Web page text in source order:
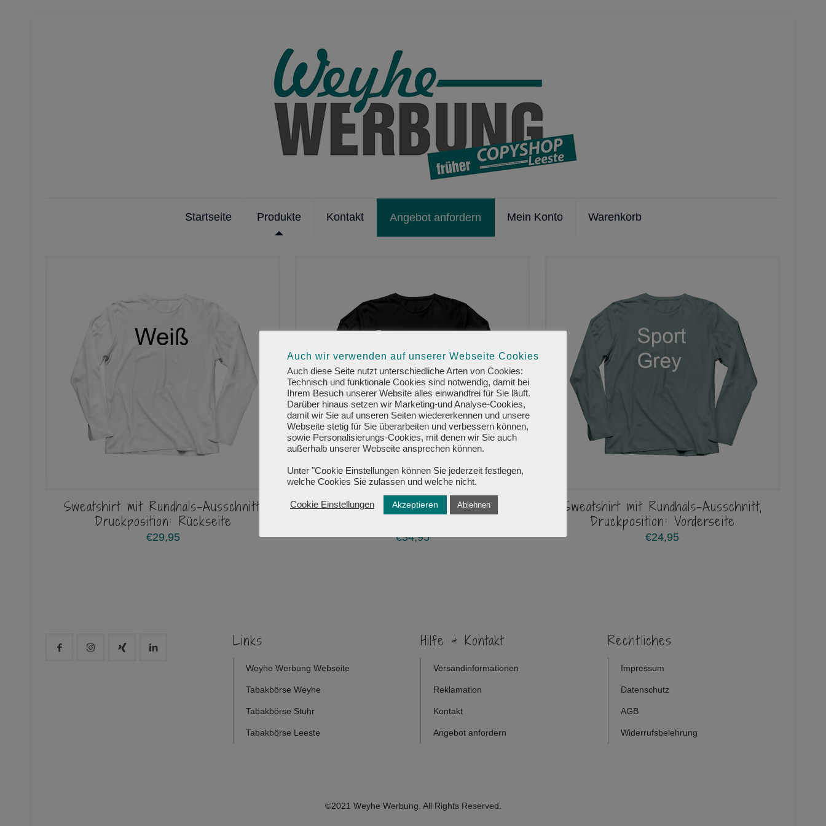
Startseite Produkte Kontakt Angebot anfordern Mein Konto Warenkorb
Sweatshirt mit Rundhals-Ausschnitt,
Druckposition: Rückseite
€29,95
Sweatshirt mit Rundhals-Ausschnitt,
€34,95
Sweatshirt mit Rundhals-Ausschnitt,
Druckposition: Vorderseite
€24,95
Links
Weyhe Werbung Webseite
Tabakbörse Weyhe
Tabakbörse Stuhr
Tabakbörse Leeste
Hilfe & Kontakt
Versandinformationen
Reklamation
Kontakt
Angebot anfordern
Rechtliches
Impressum
Datenschutz
AGB
Widerrufsbelehrung
©2021 Weyhe Werbung. All Rights Reserved.
Auch wir verwenden auf unserer Webseite Cookies
Auch diese Seite nutzt unterschiedliche Arten von Cookies:
Technisch und funktionale Cookies sind notwendig, damit bei
Ihrem Besuch unserer Website alles einwandfrei für Sie läuft.
Darüber hinaus setzen wir Marketing-und Analyse-Cookies,
damit wir Sie auf unseren Seiten wiedererkennen und unsere
Webseite stetig für Sie überarbeiten und verbessern können,
sowie Personalisierungs-Cookies, mit denen wir Sie auch
außerhalb unserer Webseite ansprechen können.
Unter "Cookie Einstellungen können Sie jederzeit festlegen,
welche Cookies Sie zulassen und welche nicht.
Cookie Einstellungen Akzeptieren Ablehnen